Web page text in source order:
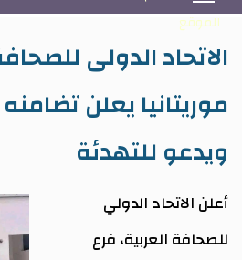
الاتحاد الدولى
موريتانيا يعلن
ويدعو للتهدئة
أعلن الاتحاد الدولي
للصحافة العربية، فرع